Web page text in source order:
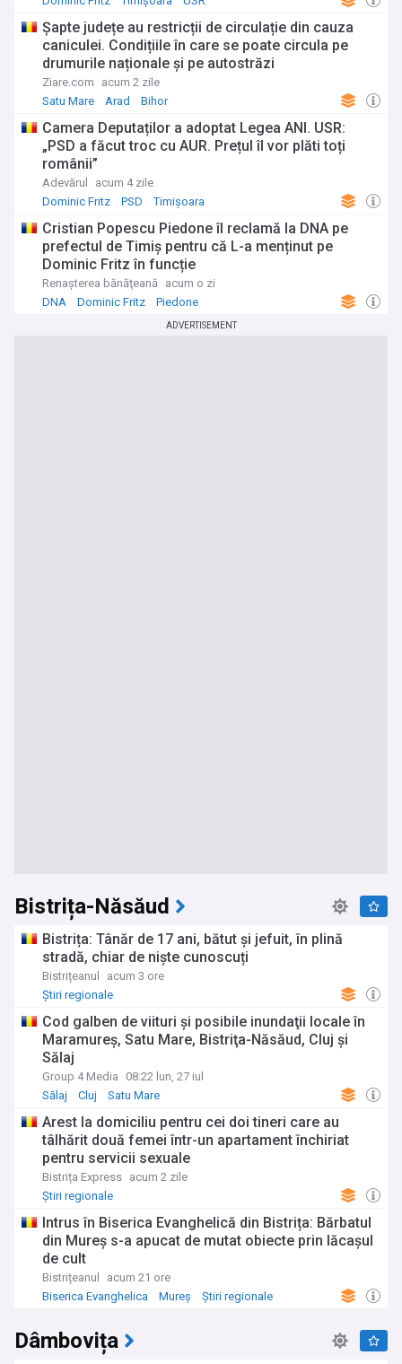
Șapte județe au restricții de circulație din cauza
caniculei. Condițiile în care se poate circula pe
drumurile naționale și pe autostrăzi
Ziare.com
acum 2 zile
Satu Mare
Arad Bihor
Camera Deputaților a adoptat Legea ANI. USR:
„PSD a făcut troc cu AUR. Prețul îl vor plăti toți
românii”
Adevărul
acum 4 zile
Dominic Fritz
PSD Timișoara
Cristian Popescu Piedone îl reclamă la DNA pe
prefectul de Timiș pentru că L-a menținut pe
Dominic Fritz în funcție
Renaşterea bănăţeană acum o zi
DNA
Dominic Fritz Piedone
ADVERTISEMENT
Bistrița-Năsăud
Bistrița: Tânăr de 17 ani, bătut și jefuit, în plină
stradă, chiar de niște cunoscuți
Bistrițeanul
acum 3 ore
Știri regionale
Cod galben de viituri şi posibile inundaţii locale în
Maramureş, Satu Mare, Bistriţa-Năsăud, Cluj şi
Sălaj
Group 4 Media
08:22 lun, 27 iul
Sălaj
Cluj Satu Mare
Arest la domiciliu pentru cei doi tineri care au
tâlhărit două femei într-un apartament închiriat
pentru servicii sexuale
Bistrița Express acum 2 zile
Știri regionale
Intrus în Biserica Evanghelică din Bistrița: Bărbatul
din Mureș s-a apucat de mutat obiecte prin lăcașul
de cult
Bistrițeanul
acum 21 ore
Biserica Evanghelica
Mureș Știri regionale
Dâmbovița